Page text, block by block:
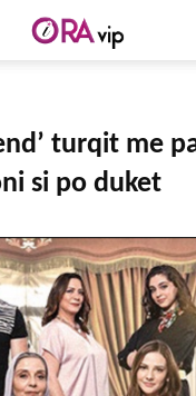
turqit me
si po duket